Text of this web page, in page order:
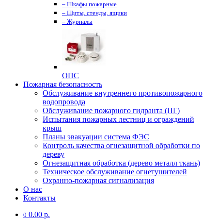
– Шкафы пожарные
– Щиты, стенды, ящики
– Журналы
ОПС
Пожарная безопасность
Обслуживание внутреннего противопожарного
водопровода
Обслуживание пожарного гидранта (ПГ)
Испытания пожарных лестниц и ограждений
крыш
Планы эвакуации система ФЭС
Контроль качества огнезащитной обработки по
дереву
Огнезащитная обработка (дерево металл ткань)
Техническое обслуживание огнетушителей
Охранно-пожарная сигнализация
О нас
Контакты
0 0.00 р.